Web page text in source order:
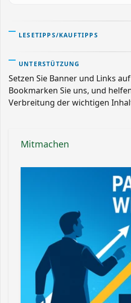
LESETIPPS/KAUFTIPPS
UNTERSTÜTZUNG
Setzen Sie Banner und Links
Bookmarken Sie uns, und
Verbreitung der wichtigen
Mitmachen